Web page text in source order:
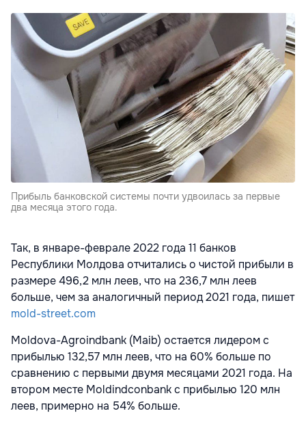
Прибыль банковской системы почти удвоилась за первые
два месяца этого года.
Так, в январе-феврале 2022 года 11 банков
Республики Молдова отчитались о чистой прибыли в
размере 496,2 млн леев, что на 236,7 млн леев
больше, чем за аналогичный период 2021 года, пишет
mold-street.com
Moldova-Agroindbank (Maib) остается лидером с
прибылью 132,57 млн леев, что на 60% больше по
сравнению с первыми двумя месяцами 2021 года. На
втором месте Moldindconbank с прибылью 120 млн
леев, примерно на 54% больше.